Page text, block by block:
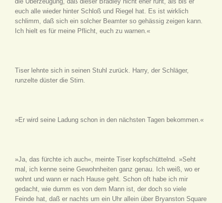
euch alle wieder hinter Schloß und Riegel hat. Es ist wirklich
schlimm, daß sich ein solcher Beamter so gehässig zeigen kann.
Ich hielt es für meine Pflicht, euch zu warnen.«
Tiser lehnte sich in seinen Stuhl zurück. Harry, der Schläger,
runzelte düster die Stirn.
»Er wird seine Ladung schon in den nächsten Tagen bekommen.«
»Ja, das fürchte ich auch«, meinte Tiser kopfschüttelnd. »Seht
mal, ich kenne seine Gewohnheiten ganz genau. Ich weiß, wo er
wohnt und wann er nach Hause geht. Schon oft habe ich mir
gedacht, wie dumm es von dem Mann ist, der doch so viele
Feinde hat, daß er nachts um ein Uhr allein über Bryanston Square